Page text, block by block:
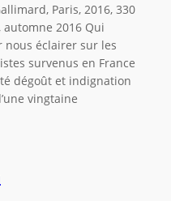
Paris, 2016, 330
2016 Qui
nous éclairer sur les
survenus en France
dégoût et indignation
vingtaine